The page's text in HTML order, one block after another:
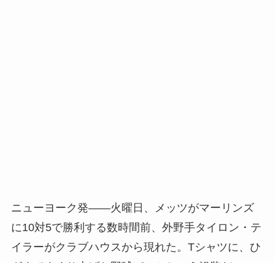
ニューヨーク発――火曜日、メッツがマーリンズ
に10対5で勝利する数時間前、外野手タイロン・テ
イラーがクラブハウスから現れた。Tシャツに、ひ